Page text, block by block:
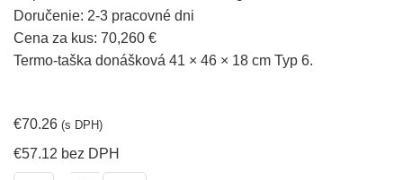
Doručenie: 2-3 pracovné dni
Cena za kus: 70,260 €
Termo-taška donášková 41 × 46 × 18 cm Typ 6.
€70.26 (s DPH)
€57.12 bez DPH